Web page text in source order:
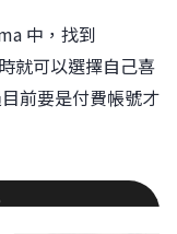
中，找到
就可以選擇自己喜
前要是付費帳號才